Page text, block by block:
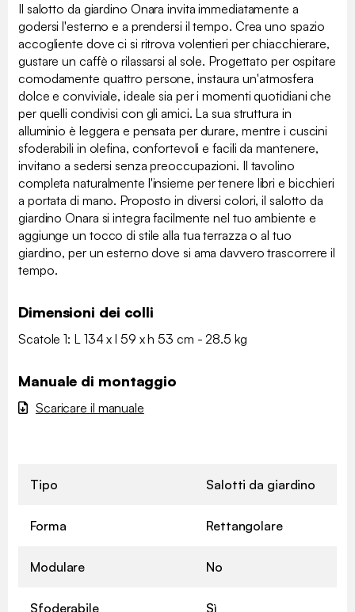
Il salotto da giardino Onara invita immediatamente a
godersi l'esterno e a prendersi il tempo. Crea uno spazio
accogliente dove ci si ritrova volentieri per chiacchierare,
gustare un caffè o rilassarsi al sole. Progettato per ospitare
comodamente quattro persone, instaura un'atmosfera
dolce e conviviale, ideale sia per i momenti quotidiani che
per quelli condivisi con gli amici. La sua struttura in
alluminio è leggera e pensata per durare, mentre i cuscini
sfoderabili in olefina, confortevoli e facili da mantenere,
invitano a sedersi senza preoccupazioni. Il tavolino
completa naturalmente l'insieme per tenere libri e bicchieri
a portata di mano. Proposto in diversi colori, il salotto da
giardino Onara si integra facilmente nel tuo ambiente e
aggiunge un tocco di stile alla tua terrazza o al tuo
giardino, per un esterno dove si ama davvero trascorrere il
tempo.
Dimensioni dei colli
Scatole 1: L 134 x l 59 x h 53 cm - 28.5 kg
Manuale di montaggio
Scaricare il manuale
Tipo Salotti da giardino
Forma Rettangolare
Modulare No
Sfoderabile Sì